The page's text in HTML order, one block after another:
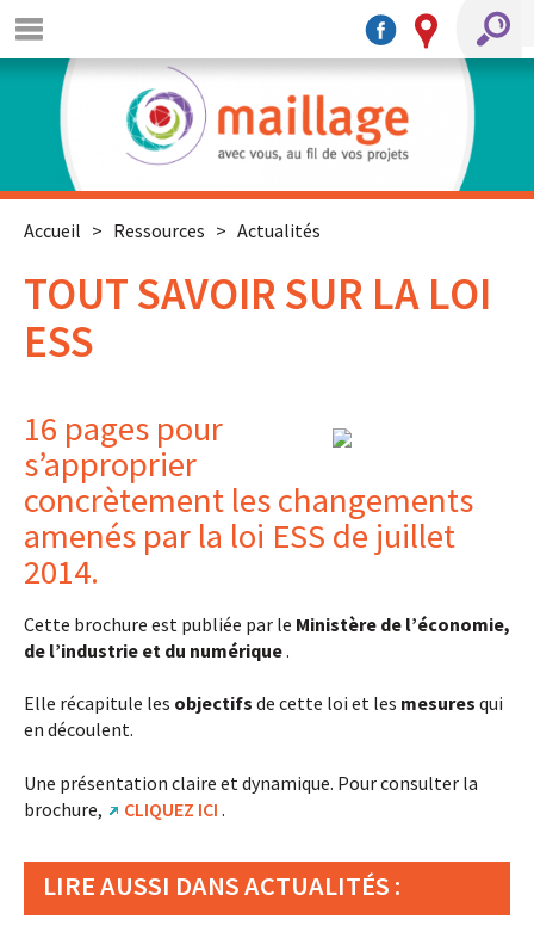
Accueil > Ressources > Actualités
TOUT SAVOIR SUR LA LOI
ESS
16 pages pour
s’approprier
concrètement les changements
amenés par la loi ESS de juillet
2014.
Cette brochure est publiée par le Ministère de l’économie,
de l’industrie et du numérique.
Elle récapitule les objectifs de cette loi et les mesures qui
en découlent.
Une présentation claire et dynamique. Pour consulter la
brochure,
CLIQUEZ ICI .
LIRE AUSSI DANS ACTUALITÉS :